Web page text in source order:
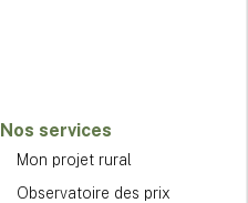
Nos services
Mon projet rural
Observatoire des prix